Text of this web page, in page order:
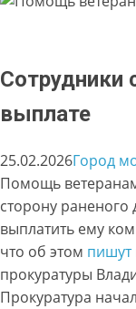
Сотрудники
выплате
25.02.2026Город
Помощь
сторону
выплатить ему
что об этом пишут
прокуратуры
Прокуратура